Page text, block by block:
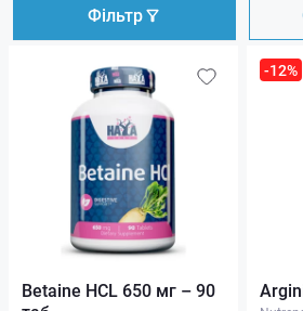
Фільтр
Betaine HCL 650 мг – 90
-12%